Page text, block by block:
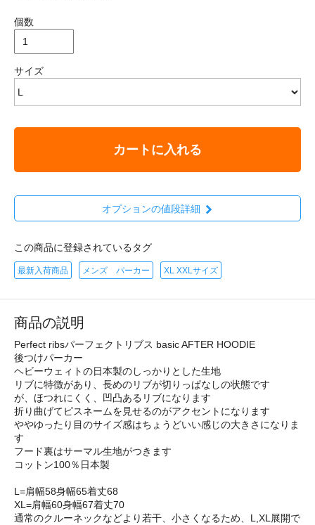
個数
サイズ
カートに入れる
オプションの値段詳細
この商品に登録されているタグ
最新入荷商品 メンズ パーカー XL XXLサイズ
商品の説明
Perfect ribsパーフェクトリブス basic AFTER HOODIE
後つけパーカー
ヘビーウェィトの日本製のしっかりとした生地
リブに特徴があり、長めのリブが切りっぱなしの状態です
が、ほつれにくく、凹凸あるリブになります
折り曲げてピスネームを見せるのがアクセントになります
ややゆったり目のサイズ感はちょうどいい感じの大きさになりま
す
フード裏はサーマル生地がつきます
コットン100％日本製
L=肩幅58身幅65着丈68
XL=肩幅60身幅67着丈70
通常のクルーネックなどより若干、小さくなるため、L,XL展開で